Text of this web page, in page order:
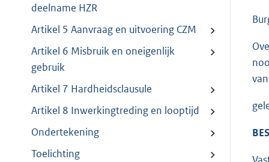
deelname HZR
Artikel 5 Aanvraag en uitvoering CZM
Artikel 6 Misbruik en oneigenlijk
gebruik
Artikel 7 Hardheidsclausule
Artikel 8 Inwerkingtreding en looptijd
Ondertekening
Toelichting